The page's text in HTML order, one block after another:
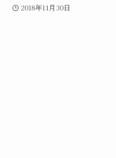
2018年11月30日